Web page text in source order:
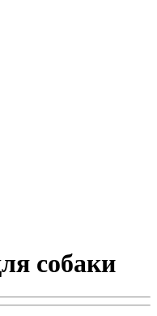
собаки